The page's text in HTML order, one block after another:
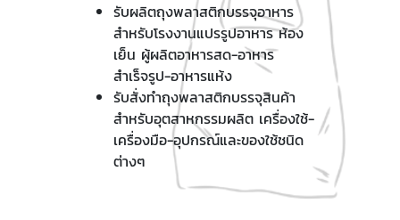
รับผลิตถุงพลาสติกบรรจุอาหาร
สำหรับโรงงานแปรรูปอาหาร ห้อง
เย็น ผู้ผลิตอาหารสด-อาหาร
สำเร็จรูป-อาหารแห้ง
รับสั่งทำถุงพลาสติกบรรจุสินค้า
สำหรับอุตสาหกรรมผลิต เครื่องใช้-
เครื่องมือ-อุปกรณ์และของใช้ชนิด
ต่างๆ